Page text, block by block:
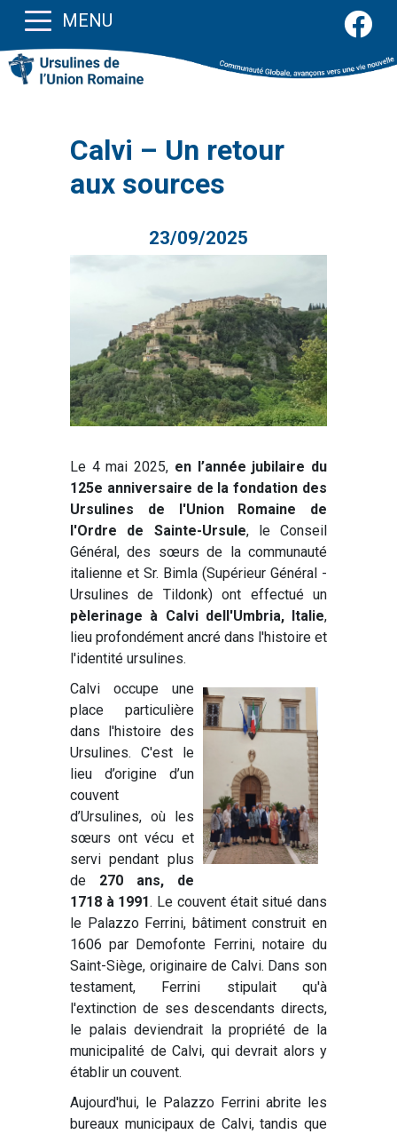
MENU
Calvi – Un retour
aux sources
23/09/2025
Le 4 mai 2025, en l’année jubilaire du
125e anniversaire de la fondation des
Ursulines de l'Union Romaine de
l'Ordre de Sainte-Ursule, le Conseil
Général, des sœurs de la communauté
italienne et Sr. Bimla (Supérieur Général -
Ursulines de Tildonk) ont effectué un
pèlerinage à Calvi dell'Umbria, Italie,
lieu profondément ancré dans l'histoire et
l'identité ursulines.
Calvi occupe une
place particulière
dans l'histoire des
Ursulines. C'est le
lieu d’origine d’un
couvent
d’Ursulines, où les
sœurs ont vécu et
servi pendant plus
de 270 ans, de
1718 à 1991. Le couvent était situé dans
le Palazzo Ferrini, bâtiment construit en
1606 par Demofonte Ferrini, notaire du
Saint-Siège, originaire de Calvi. Dans son
testament, Ferrini stipulait qu'à
l'extinction de ses descendants directs,
le palais deviendrait la propriété de la
municipalité de Calvi, qui devrait alors y
établir un couvent.
Aujourd'hui, le Palazzo Ferrini abrite les
bureaux municipaux de Calvi, tandis que